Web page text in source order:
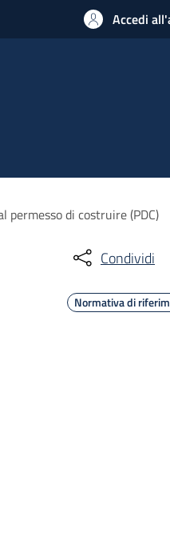
Accedi
di costruire (PDC)
Condividi
Normativa di